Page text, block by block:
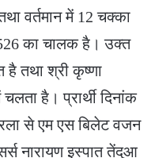
वर्तमान में 12 चक्का
का चालक है। उक्त
तथा श्री कृष्णा
चलता है। प्रार्थी दिनांक
से एम एस बिलेट वजन
नारायण इस्पात तेंदुआ